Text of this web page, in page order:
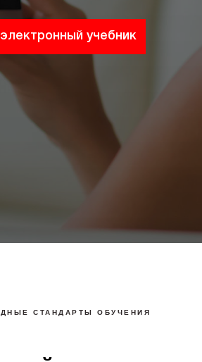
учебник
СТАНДАРТЫ ОБУЧЕНИЯ